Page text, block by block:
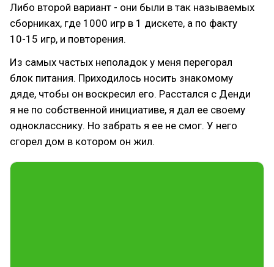
Либо второй вариант - они были в так называемых
сборниках, где 1000 игр в 1 дискете, а по факту
10-15 игр, и повторения.
Из самых частых неполадок у меня перегорал
блок питания. Приходилось носить знакомому
дяде, чтобы он воскресил его. Расстался с Денди
я не по собственной инициативе, я дал ее своему
однокласснику. Но забрать я ее не смог. У него
сгорел дом в котором он жил.